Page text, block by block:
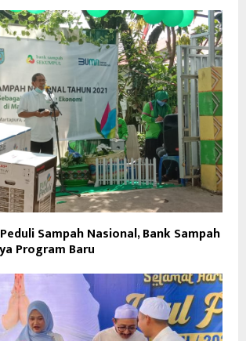
Sampah Nasional, Bank Sampah
Program Baru